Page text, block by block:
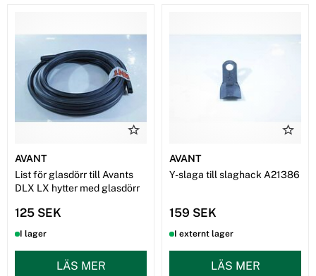
AVANT
List för glasdörr till Avants
DLX LX hytter med glasdörr
125 SEK
I lager
LÄS MER
AVANT
Y-slaga till slaghack A21386
159 SEK
I externt lager
LÄS MER